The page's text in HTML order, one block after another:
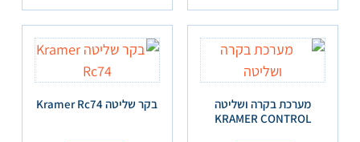
מערכת בקרה ושליטה
KRAMER CONTROL
בקר שליטה Kramer Rc74